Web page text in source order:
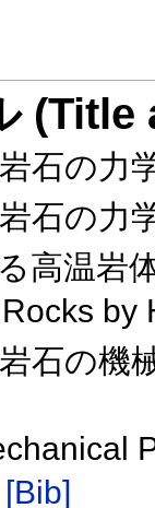
石の力
石の力
高温岩
石の機
[Bib]